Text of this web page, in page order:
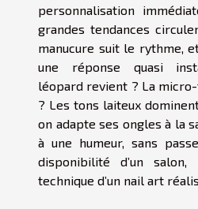
personnalisation
grandes tendances
manucure suit le rythme,
une réponse quasi
léopard revient ? La
? Les tons laiteux
on adapte ses ongles à la
à une humeur, sans
disponibilité d’un
technique d’un nail art